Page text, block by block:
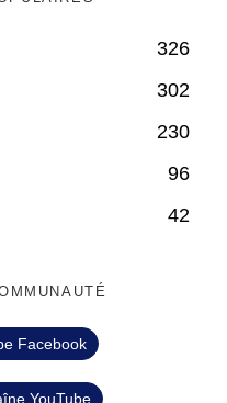
326
302
230
96
42
Facebook
YouTube